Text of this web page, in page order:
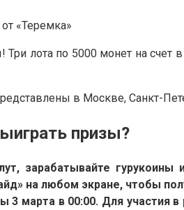
лота по 5000 монет на счет
в Москве, Санкт-
призы?
зарабатывайте
на любом экране, чтобы
3 марта в 00:00. Для